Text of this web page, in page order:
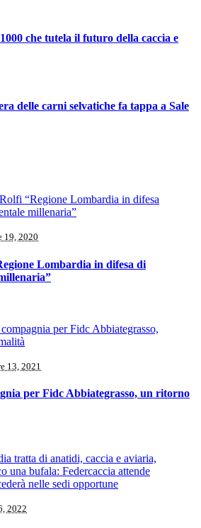
che tutela il futuro della caccia e
delle carni selvatiche fa tappa a Sale
19, 2020
Lombardia in difesa di
13, 2021
per Fidc Abbiategrasso, un ritorno
2022